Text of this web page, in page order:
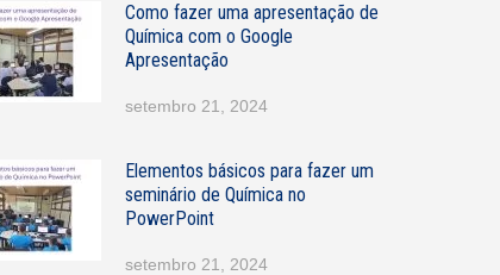
Como fazer uma apresentação de
Química com o Google
Apresentação
setembro 21, 2024
Elementos básicos para fazer um
seminário de Química no
PowerPoint
setembro 21, 2024